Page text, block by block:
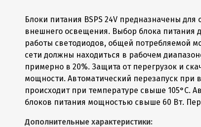
Блоки питания BSPS 24V предназначены
внешнего освещения. Выбор блока питания
работы светодиодов, общей потребляемой
сети должны находиться в рабочем
примерно в 20%. Защита от перегрузок и
мощности. Автоматический перезапуск при
происходит при температуре свыше 105°C.
блоков питания мощностью свыше 60 Вт.
Дополнительные характеристики: